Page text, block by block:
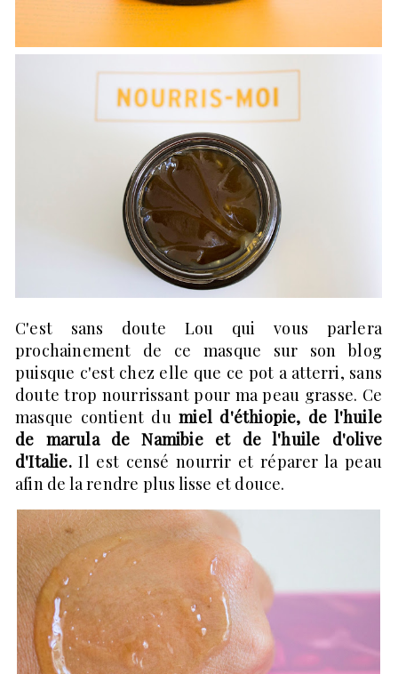
C'est sans doute Lou qui vous parlera
prochainement de ce masque sur son blog
puisque c'est chez elle que ce pot a atterri, sans
doute trop nourrissant pour ma peau grasse. Ce
masque contient dumiel d'éthiopie, de l'huile
de marula de Namibie et de l'huile d'olive
d'Italie.Il est censé nourrir et réparer la peau
afin de la rendre plus lisse et douce.